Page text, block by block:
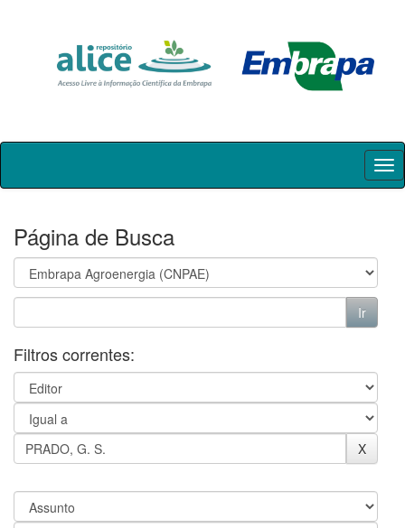
Skip
Página de Busca
Filtros correntes: